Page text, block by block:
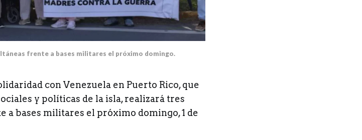
frente a bases militares el próximo domingo.
con Venezuela en Puerto Rico, que
y políticas de la isla, realizará tres
bases militares el próximo domingo, 1 de